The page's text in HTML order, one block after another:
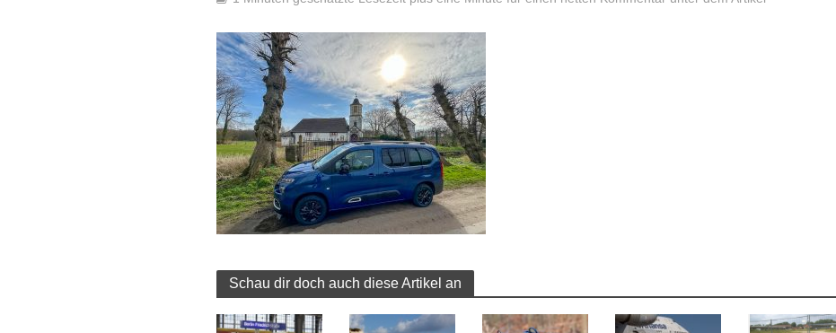
Schau dir doch auch diese Artikel an